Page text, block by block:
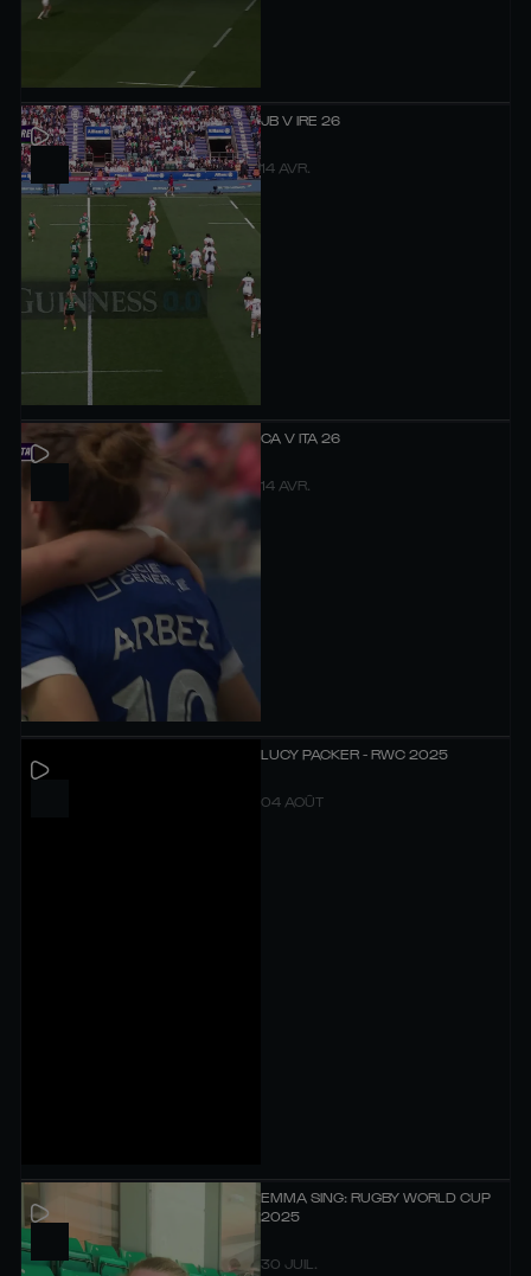
JB V IRE 26
14 AVR.
CA V ITA 26
14 AVR.
LUCY PACKER - RWC 2025
04 AOÛT
EMMA SING: RUGBY WORLD CUP
2025
30 JUIL.